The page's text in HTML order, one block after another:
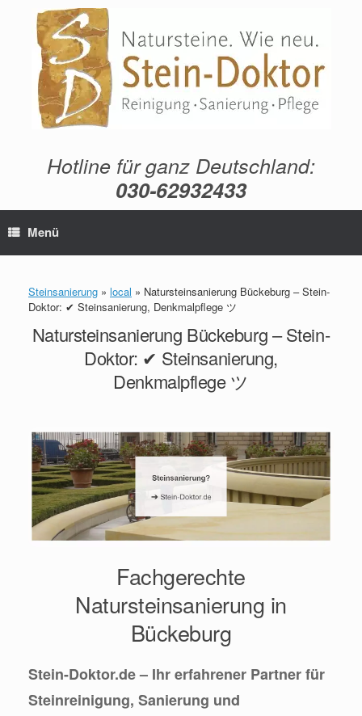
springen
Hotline für ganz Deutschland:
030-62932433
Menü
Steinsanierung » local » Natursteinsanierung Bückeburg – Stein-
Doktor: ✔ Steinsanierung, Denkmalpflege ツ
Natursteinsanierung Bückeburg – Stein-
Doktor: ✔ Steinsanierung,
Denkmalpflege ツ
Fachgerechte
Natursteinsanierung in
Bückeburg
Stein-Doktor.de – Ihr erfahrener Partner für
Steinreinigung, Sanierung und